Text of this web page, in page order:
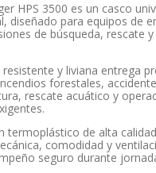
HPS 3500 es un casco
diseñado para equipos de
de búsqueda, rescate
resistente y liviana entrega
forestales,
rescate acuático y
termoplástico de alta
comodidad y
seguro durante